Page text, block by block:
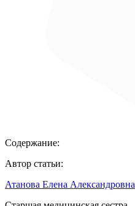
Содержание:
Автор статьи:
Атанова Елена Александровна